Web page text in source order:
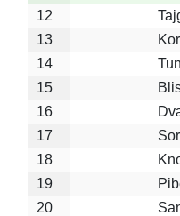
12
13
14
15
16
17
18
19
20